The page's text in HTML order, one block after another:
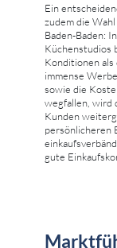
Ein
zudem die
Baden-Baden:
Küchenstudios
Konditionen
immense
sowie die
wegfallen, wird
Kunden
persönlicheren
gute